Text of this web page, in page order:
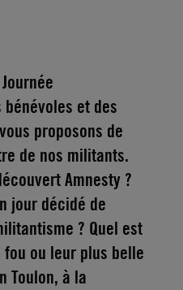
et des
proposons de
de nos militants.
Amnesty ?
jour décidé de
? Quel est
ou leur plus belle
Toulon, à la